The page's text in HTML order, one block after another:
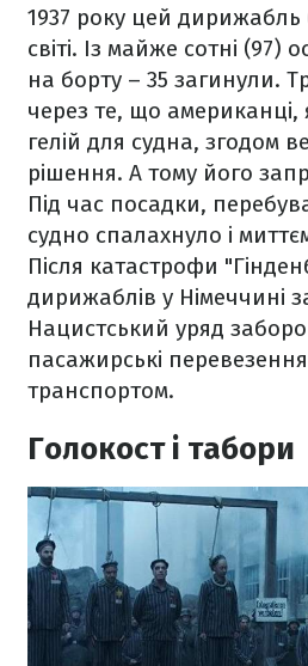
1937 року цей
світі. Із майже сотні (97)
на борту – 35 загинули.
через те, що американці,
гелій для судна, згодом
рішення. А тому його
Під час посадки,
судно спалахнуло і
Після катастрофи
дирижаблів у Німеччині
Нацистський уряд
пасажирські
транспортом.
Голокост і табори